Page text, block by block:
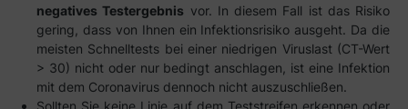
negatives Testergebnis vor. In diesem Fall ist das Risiko
gering, dass von Ihnen ein Infektionsrisiko ausgeht. Da die
meisten Schnelltests bei einer niedrigen Viruslast (CT-Wert
> 30) nicht oder nur bedingt anschlagen, ist eine Infektion
mit dem Coronavirus dennoch nicht auszuschließen.
Sollten Sie keine Linie auf dem Teststreifen erkennen oder